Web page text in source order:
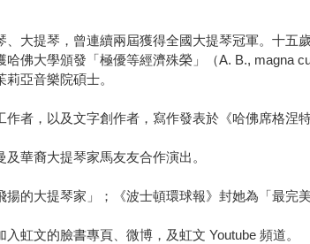
、大提琴，曾連續兩屆獲得全國大提琴冠軍。十
哈佛大學頒發「極優等經濟殊榮」（A. B., magna
亞音樂院碩士。
者，以及文字創作者，寫作發表於《哈佛席格涅
華裔大提琴家馬友友合作演出。
揚的大提琴家」；《波士頓環球報》封她為「最
虹文的臉書專頁、微博，及虹文 Youtube 頻道。